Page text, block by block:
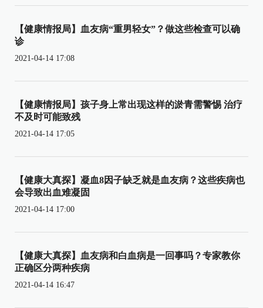
【健康情报局】血友病“重男轻女”？做这些检查可以确
诊
2021-04-14 17:08
【健康情报局】孩子身上常出现这样的淤青需警惕 治疗
不及时可能致残
2021-04-14 17:05
【健康大真探】凝血8因子缺乏就是血友病？这些疾病也
会导致出血难凝固
2021-04-14 17:00
【健康大真探】血友病和白血病是一回事吗？专家教你
正确区分两种疾病
2021-04-14 16:47